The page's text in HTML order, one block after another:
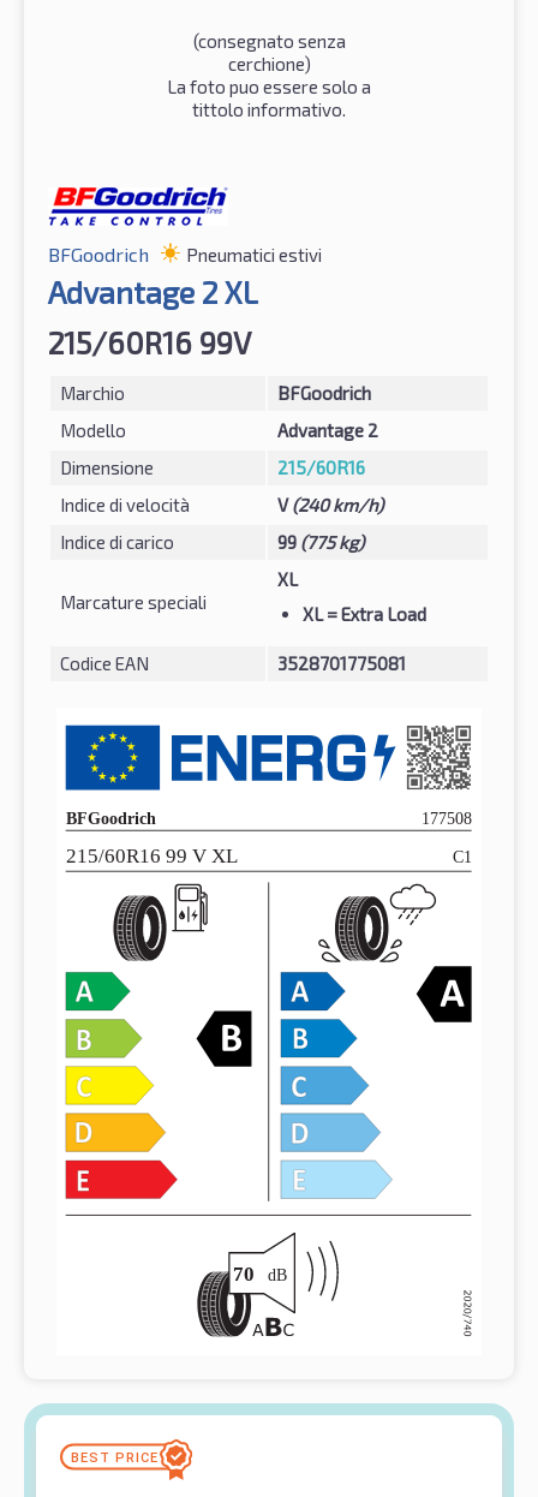
(consegnato senza
cerchione)
La foto puo essere solo a
tittolo informativo.
BFGoodrich Pneumatici estivi
Advantage 2 XL
215/60R16 99V
Marchio
BFGoodrich
Modello
Advantage 2
Dimensione
215/60R16
Indice di velocità
V(240 km/h)
Indice di carico
99 (775 kg)
Marcature speciali
XL
XL= Extra Load
Codice EAN 3528701775081